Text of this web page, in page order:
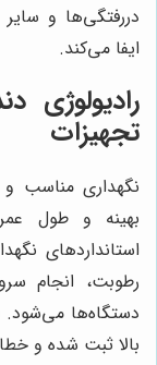
دررفتگی‌ها و
ایفا می‌کند.
رادیولوژی
تجهیزات
نگهداری مناسب
بهینه و طول
استانداردهای
رطوبت، انجام
دستگاه‌ها می‌شود.
بالا ثبت شده و